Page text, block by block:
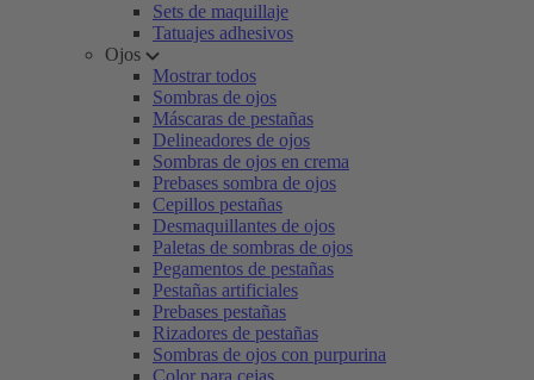
Sets de maquillaje
Tatuajes adhesivos
Ojos
Mostrar todos
Sombras de ojos
Máscaras de pestañas
Delineadores de ojos
Sombras de ojos en crema
Prebases sombra de ojos
Cepillos pestañas
Desmaquillantes de ojos
Paletas de sombras de ojos
Pegamentos de pestañas
Pestañas artificiales
Prebases pestañas
Rizadores de pestañas
Sombras de ojos con purpurina
Color para cejas